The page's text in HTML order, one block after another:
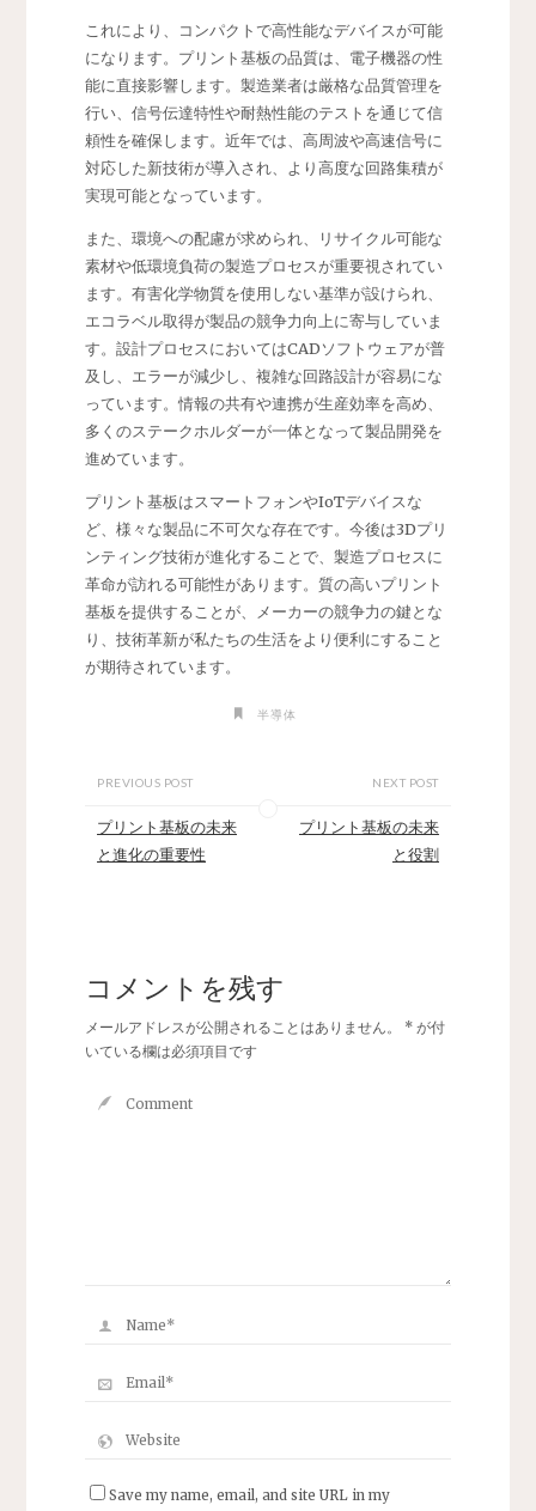
これにより、コンパクトで高性能なデバイスが可能
になります。プリント基板の品質は、電子機器の性
能に直接影響します。製造業者は厳格な品質管理を
行い、信号伝達特性や耐熱性能のテストを通じて信
頼性を確保します。近年では、高周波や高速信号に
対応した新技術が導入され、より高度な回路集積が
実現可能となっています。
また、環境への配慮が求められ、リサイクル可能な
素材や低環境負荷の製造プロセスが重要視されてい
ます。有害化学物質を使用しない基準が設けられ、
エコラベル取得が製品の競争力向上に寄与していま
す。設計プロセスにおいてはCADソフトウェアが普
及し、エラーが減少し、複雑な回路設計が容易にな
っています。情報の共有や連携が生産効率を高め、
多くのステークホルダーが一体となって製品開発を
進めています。
プリント基板はスマートフォンやIoTデバイスな
ど、様々な製品に不可欠な存在です。今後は3Dプリ
ンティング技術が進化することで、製造プロセスに
革命が訪れる可能性があります。質の高いプリント
基板を提供することが、メーカーの競争力の鍵とな
り、技術革新が私たちの生活をより便利にすること
が期待されています。
半導体
PREVIOUS POST
プリント基板の未来
と進化の重要性
NEXT POST
プリント基板の未来
と役割
コメントを残す
メールアドレスが公開されることはありません。 *が付
いている欄は必須項目です
Save my name, email, and site URL in my